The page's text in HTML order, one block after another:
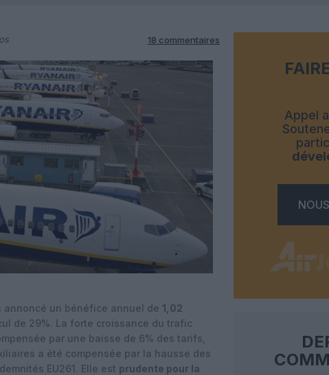
18 commentaires
annoncé un bénéfice annuel de 1,02
de 29%. La forte croissance du trafic
par une baisse de 6% des tarifs,
a été compensée par la hausse des
EU261. Elle est prudente pour la
Appel